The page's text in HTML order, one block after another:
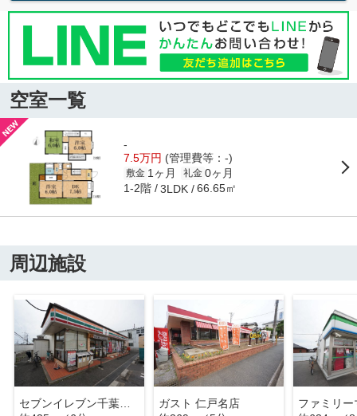
空室一覧
-
7.5万円 (管理費等：-)
敷金 1ヶ月 礼金 0ヶ月
1-2階 3LDK 66.65㎡
周辺施設
セブンイレブン千葉仁戸名店
ガスト 仁戸名店